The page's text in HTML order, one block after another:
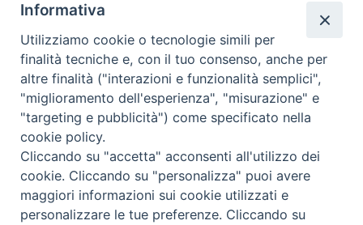
Informativa
Utilizziamo cookie o tecnologie simili per
finalità tecniche e, con il tuo consenso, anche per
altre finalità ("interazioni e funzionalità semplici",
"miglioramento dell'esperienza", "misurazione" e
"targeting e pubblicità") come specificato nella
cookie policy.
Cliccando su "accetta" acconsenti all'utilizzo dei
cookie. Cliccando su "personalizza" puoi avere
maggiori informazioni sui cookie utilizzati e
personalizzare le tue preferenze. Cliccando su